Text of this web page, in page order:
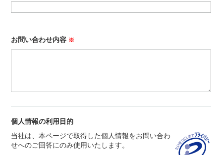
お問い合わせ内容 ※
個人情報の利用目的
当社は、本ページで取得した個人情報をお問い合わ
せへのご回答にのみ使用いたします。